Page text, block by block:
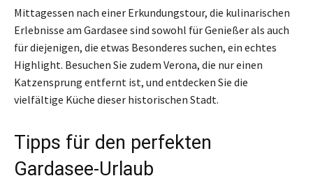
Mittagessen nach einer Erkundungstour, die kulinarischen
Erlebnisse am Gardasee sind sowohl für Genießer als auch
für diejenigen, die etwas Besonderes suchen, ein echtes
Highlight. Besuchen Sie zudem Verona, die nur einen
Katzensprung entfernt ist, und entdecken Sie die
vielfältige Küche dieser historischen Stadt.
Tipps für den perfekten
Gardasee-Urlaub